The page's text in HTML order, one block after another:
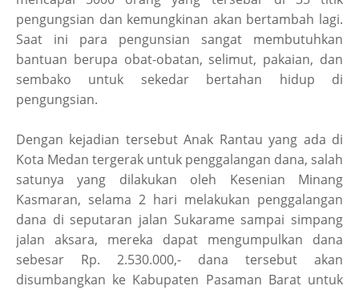
pengungsian dan kemungkinan akan bertambah lagi.
Saat ini para pengunsian sangat membutuhkan
bantuan berupa obat-obatan, selimut, pakaian, dan
sembako untuk sekedar bertahan hidup di
pengungsian.
Dengan kejadian tersebut Anak Rantau yang ada di
Kota Medan tergerak untuk penggalangan dana, salah
satunya yang dilakukan oleh Kesenian Minang
Kasmaran, selama 2 hari melakukan penggalangan
dana di seputaran jalan Sukarame sampai simpang
jalan aksara, mereka dapat mengumpulkan dana
sebesar Rp. 2.530.000,- dana tersebut akan
disumbangkan ke Kabupaten Pasaman Barat untuk